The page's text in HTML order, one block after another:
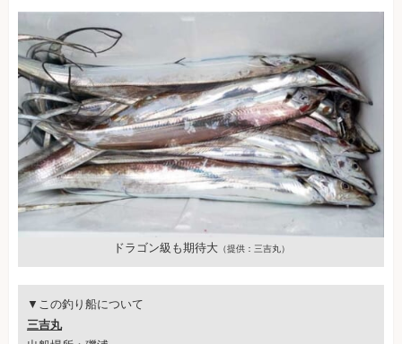
ドラゴン級も期待大（提供：三吉丸）
▼この釣り船について
三吉丸